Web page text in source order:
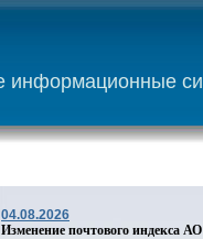
информационные
04.08.2026
Изменение почтового индекса